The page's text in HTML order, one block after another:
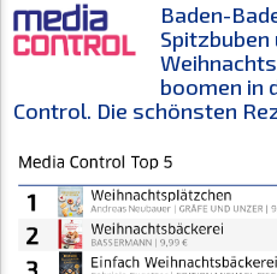
Baden-
boomen in
Control. Die schönsten